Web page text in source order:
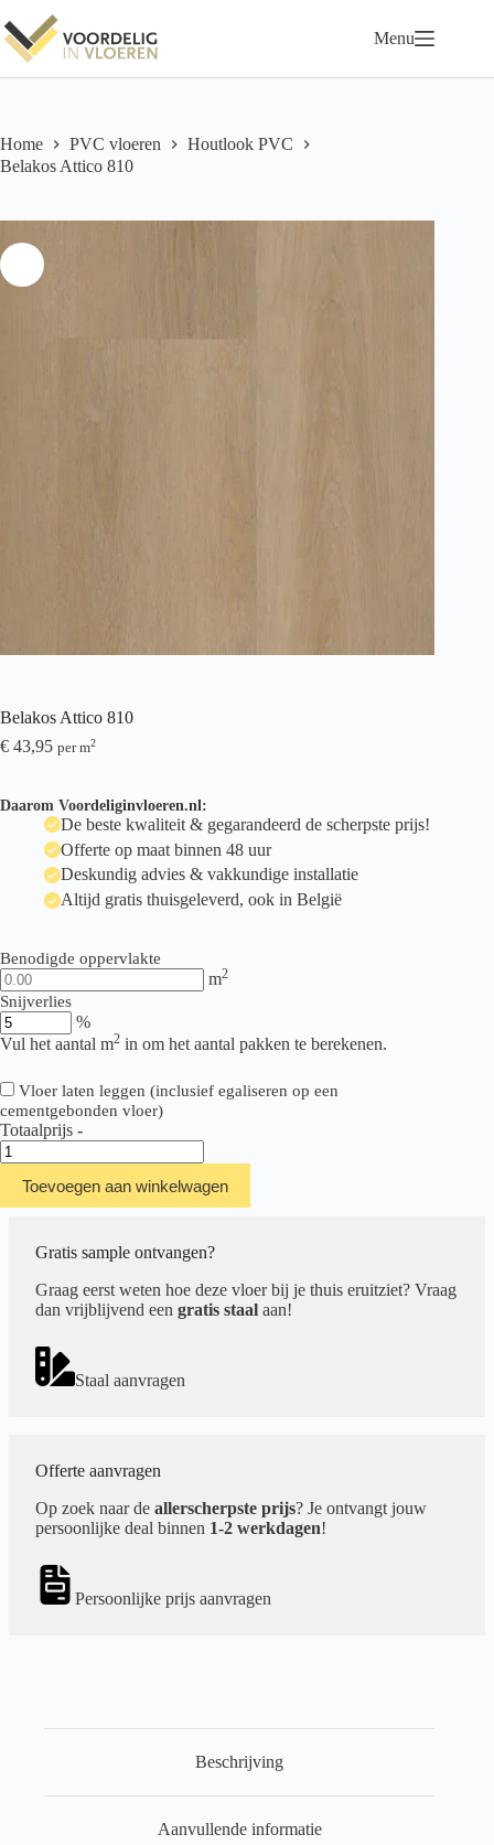
naar
de
inhoud
Menu
Home PVC vloeren
Houtlook PVC
Belakos Attico 810
Belakos Attico 810
€ 43,95 per m2
Daarom Voordeliginvloeren.nl:
De beste kwaliteit & gegarandeerd de scherpste prijs!
Offerte op maat binnen 48 uur
Deskundig advies & vakkundige installatie
Altijd gratis thuisgeleverd, ook in België
Benodigde oppervlakte
m2
Snijverlies
%
Vul het aantal m2 in om het aantal pakken te berekenen.
Vloer laten leggen (inclusief egaliseren op een
cementgebonden vloer)
Totaalprijs -
Belakos
Attico
810
aantal
Toevoegen aan winkelwagen
Gratis sample ontvangen?
Graag eerst weten hoe deze vloer bij je thuis eruitziet? Vraag
dan vrijblijvend een gratis staal aan!
Staal aanvragen
Offerte aanvragen
Op zoek naar de allerscherpste prijs? Je ontvangt jouw
persoonlijke deal binnen 1-2 werkdagen!
Persoonlijke prijs aanvragen
Beschrijving
Aanvullende informatie